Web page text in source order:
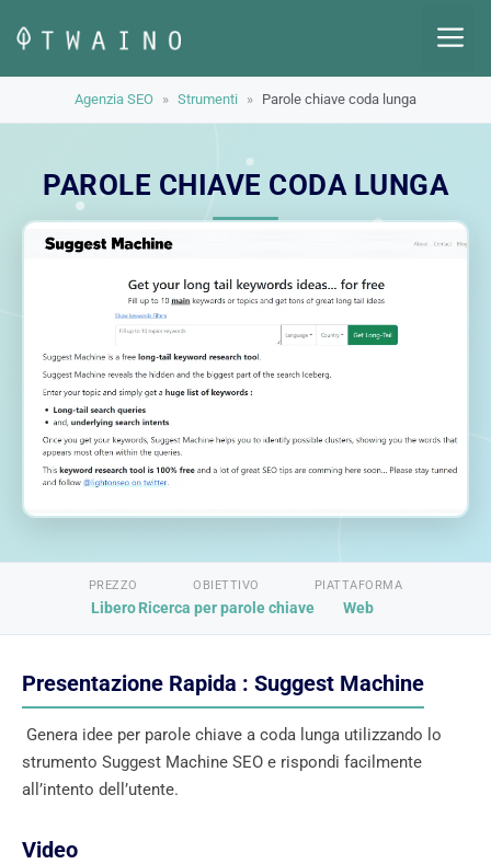
contenuto
Agenzia SEO » Strumenti » Parole chiave coda lunga
PAROLE CHIAVE CODA LUNGA
PREZZO
Libero
OBIETTIVO
Ricerca per parole chiave
PIATTAFORMA
Web
Presentazione Rapida : Suggest Machine
Genera idee per parole chiave a coda lunga utilizzando lo
strumento Suggest Machine SEO e rispondi facilmente
all’intento dell’utente.
Video